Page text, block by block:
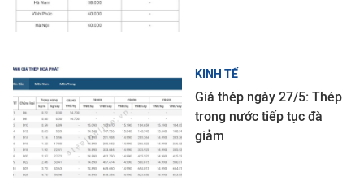
KINH TẾ
Giá thép ngày 27/5: Thép
trong nước tiếp tục đà
giảm